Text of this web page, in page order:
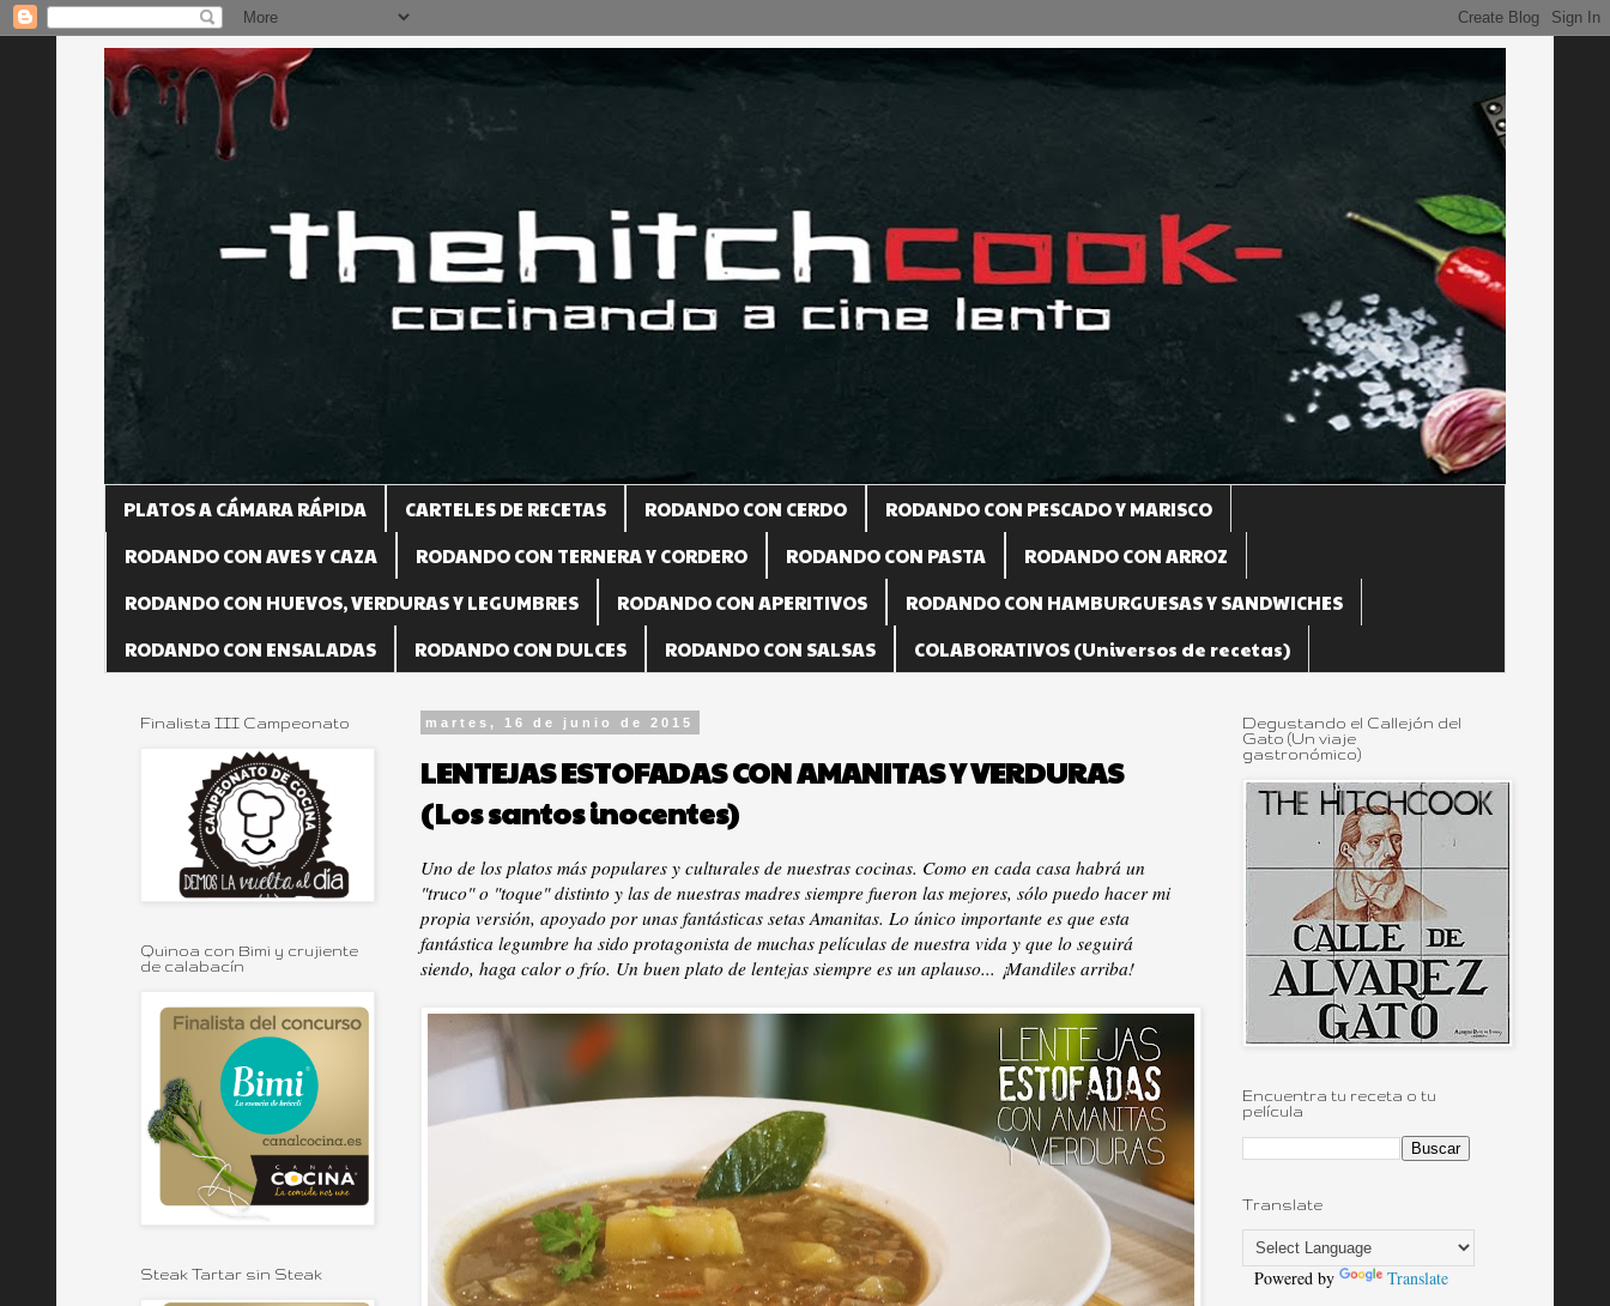
PLATOS A CÁMARA RÁPIDA CARTELES DE RECETAS RODANDO CON CERDO
RODANDO CON PESCADO Y MARISCO
RODANDO CON AVES Y CAZA
RODANDO CON TERNERA Y CORDERO RODANDO CON PASTA
RODANDO CON ARROZ
RODANDO CON HUEVOS, VERDURAS Y LEGUMBRES
RODANDO CON APERITIVOS
RODANDO CON HAMBURGUESAS Y SANDWICHES
RODANDO CON ENSALADAS
RODANDO CON DULCES RODANDO CON SALSAS COLABORATIVOS (Universos de recetas)
martes, 16 de junio de 2015
LENTEJAS ESTOFADAS CON AMANITAS Y VERDURAS
(Los santos inocentes)
Uno de los platos más populares y culturales de nuestras cocinas. Como en cada casa habrá un
"truco" o "toque" distinto y las de nuestras madres siempre fueron las mejores, sólo puedo hacer mi
propia versión, apoyado por unas fantásticas setas Amanitas. Lo único importante es que esta
fantástica legumbre ha sido protagonista de muchas películas de nuestra vida y que lo seguirá
siendo, haga calor o frío. Un buen plato de lentejas siempre es un aplauso... ¡Mandiles arriba!
Finalista III Campeonato
Quinoa con Bimi y crujiente
de calabacín
Steak Tartar sin Steak
Degustando el Callejón del
Gato (Un viaje
gastronómico)
Encuentra tu receta o tu
película
Translate
Powered by Translate